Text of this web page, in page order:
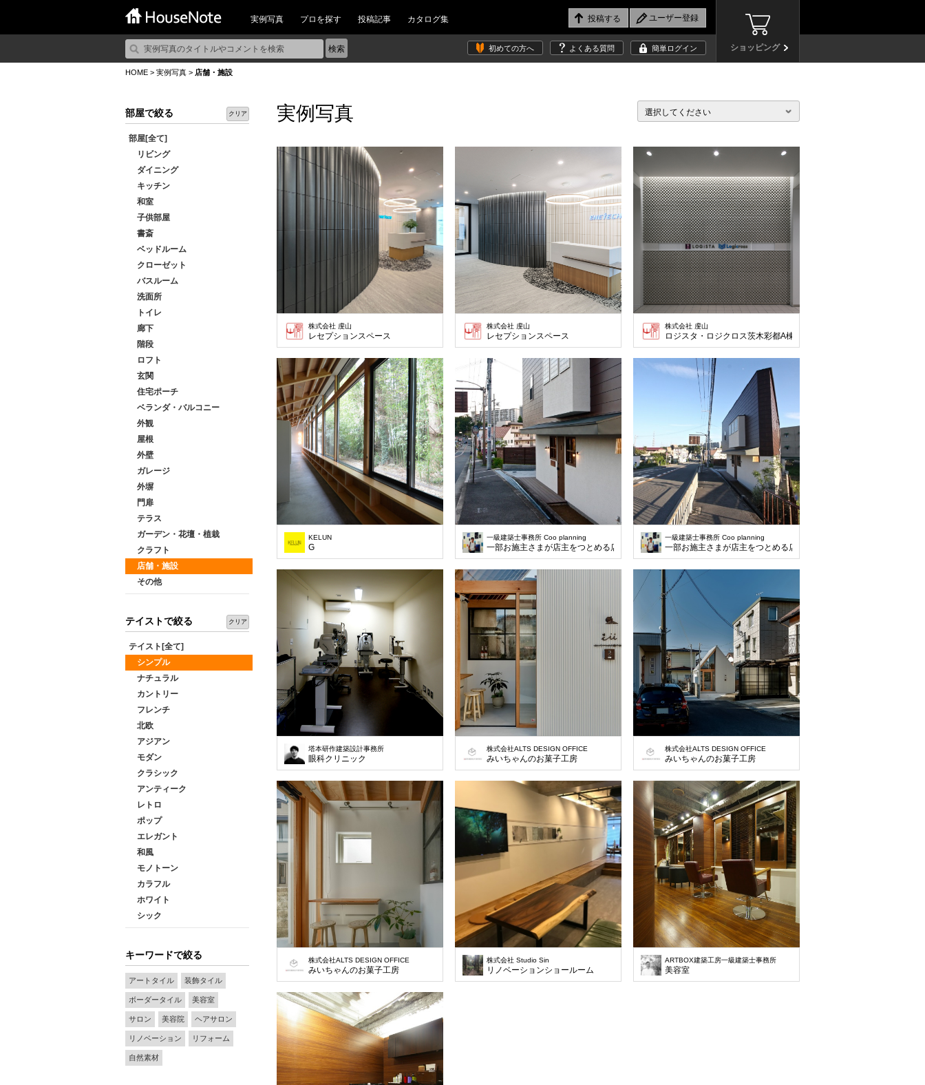
実例写真 プロを探す 投稿記事 カタログ集
ショッピング
初めての方へ よくある質問 簡単ログイン
HOME > 実例写真 > 店舗・施設
部屋で絞る クリア
部屋[全て]
リビング
ダイニング
キッチン
和室
子供部屋
書斎
ベッドルーム
クローゼット
バスルーム
洗面所
トイレ
廊下
階段
ロフト
玄関
住宅ポーチ
ベランダ・バルコニー
外観
屋根
外壁
ガレージ
外塀
門扉
テラス
ガーデン・花壇・植栽
クラフト
店舗・施設
その他
テイストで絞る クリア
テイスト[全て]
シンプル
ナチュラル
カントリー
フレンチ
北欧
アジアン
モダン
クラシック
アンティーク
レトロ
ポップ
エレガント
和風
モノトーン
カラフル
ホワイト
シック
キーワードで絞る
アートタイル 装飾タイル
ボーダータイル 美容室
サロン 美容院 ヘアサロン
リノベーション リフォーム
自然素材
実例写真 選択してください
株式会社 虔山
レセプションスペース
株式会社 虔山
レセプションスペース
株式会社 虔山
ロジスタ・ロジクロス茨木彩都A棟 Tile : Ichimatsu375 No.MA-A375
KELUN
G
一級建築士事務所 Coo planning
一部お施主さまが店主をつとめる店舗として利用する計画です。前面道路は、12メートルと広めです。歩道には、
一級建築士事務所 Coo planning
一部お施主さまが店主をつとめる店舗として利用する計画です。前
塔本研作建築設計事務所
眼科クリニック
株式会社ALTS DESIGN OFFICE
みいちゃんのお菓子工房
株式会社ALTS DESIGN OFFICE
みいちゃんのお菓子工房
株式会社ALTS DESIGN OFFICE
みいちゃんのお菓子工房
株式会社 Studio Sin
リノベーションショールーム
ARTBOX建築工房一級建築士事務所
美容室